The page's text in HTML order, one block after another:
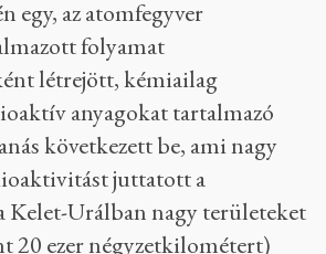
a radioaktív hulladék
A közeli Karacsáj-tavat a
radioaktív
Ez később kiszáradt, és
radioaktív port széthordta